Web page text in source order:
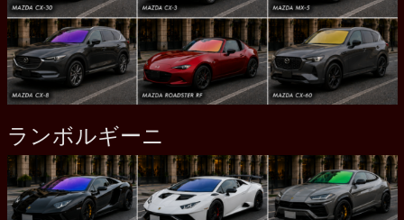
ランボルギーニ